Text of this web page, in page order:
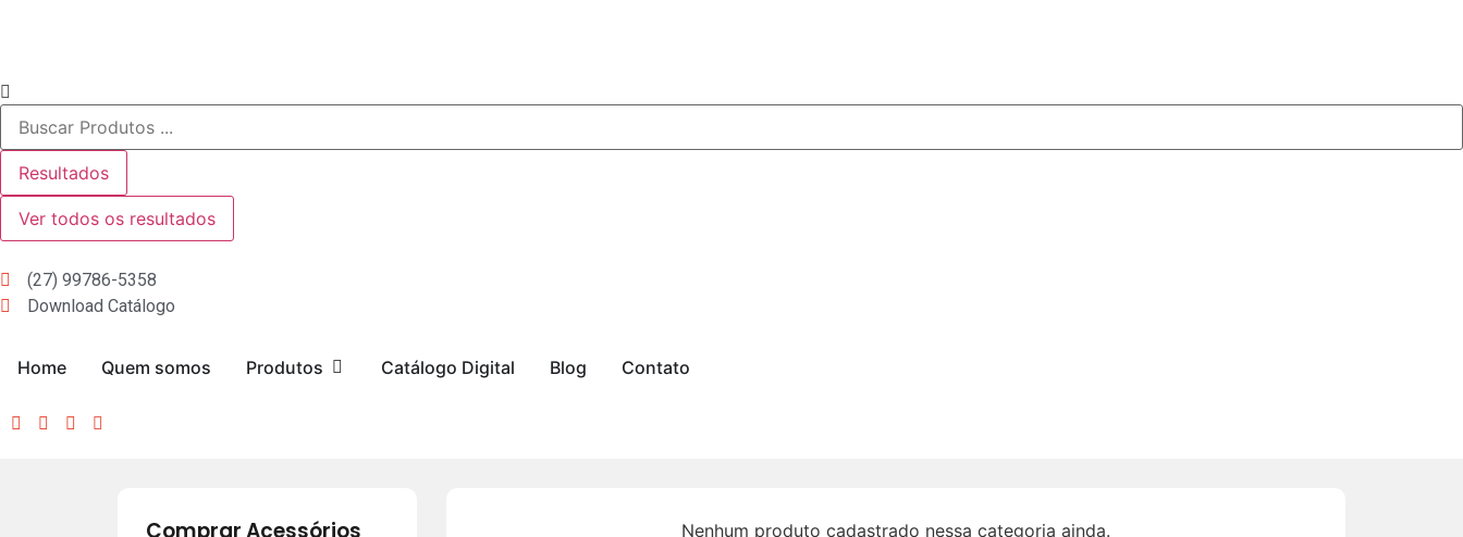
Resultados
Ver todos os resultados
(27) 99786-5358
Download Catálogo
Home Quem somos Produtos Catálogo Digital Blog Contato
Comprar Acessórios
Nenhum produto cadastrado nessa categoria ainda.